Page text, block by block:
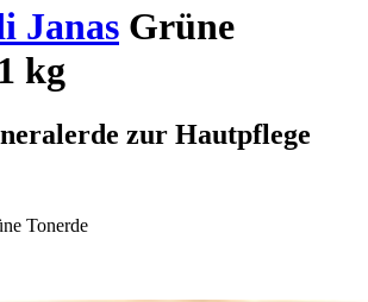
Janas Grüne
kg
zur Hautpflege
Tonerde